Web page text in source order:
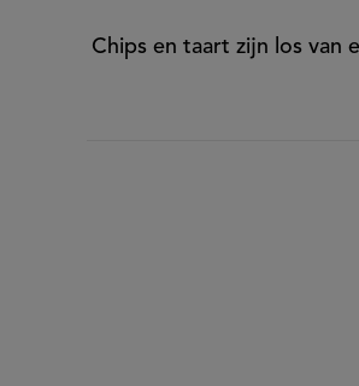
Chips en taart zijn los van